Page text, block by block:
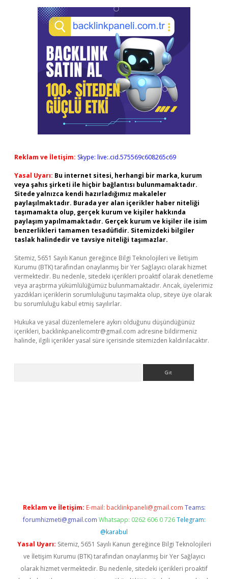
Reklam ve İletişim: Skype: live:.cid.575569c608265c69
Yasal Uyarı: Bu internet sitesi, herhangi bir marka, kurum
veya şahıs şirketi ile hiçbir bağlantısı bulunmamaktadır.
Sitede yalnızca kendi hazırladığımız makaleler
paylaşılmaktadır. Burada yer alan içerikler haber niteliği
taşımamakta olup, gerçek kurum ve kişiler hakkında
paylaşım yapılmamaktadır. Gerçek kurum ve kişiler ile isim
benzerlikleri tamamen tesadüfidir. Sitemizdeki bilgiler
taslak halindedir ve tavsiye niteliği taşımazlar.
Sitemiz, 5651 Sayılı Kanun gereğince Bilgi Teknolojileri ve İletişim
Kurumu (BTK) tarafından onaylanmış bir Yer Sağlayıcı olarak hizmet
vermektedir. Bu nedenle, sitedeki içerikleri proaktif olarak denetleme
veya araştırma yükümlülüğümüz bulunmamaktadır. Ancak, üyelerimiz
yazdıkları içeriklerin sorumluluğunu taşımakta olup, siteye üye olarak
bu sorumluluğu kabul etmiş sayılırlar.
Hukuka ve yasal düzenlemelere aykırı olduğunu düşündüğünüz
içerikleri, backlinkpanelicomtr@gmail.com adresine bildirmeniz
halinde, ilgili içerikler yasal süre içerisinde sitemizden kaldırılacaktır.
Reklam ve İletişim: E-mail: backlinkpaneli@gmail.com Teams:
forumhizmeti@gmail.com Whatsapp: 0262 606 0 726 Telegram:
@karabul
Yasal Uyarı: Sitemiz, 5651 Sayılı Kanun gereğince Bilgi Teknolojileri
ve İletişim Kurumu (BTK) tarafından onaylanmış bir Yer Sağlayıcı
olarak hizmet vermektedir. Bu nedenle, sitedeki içerikleri proaktif